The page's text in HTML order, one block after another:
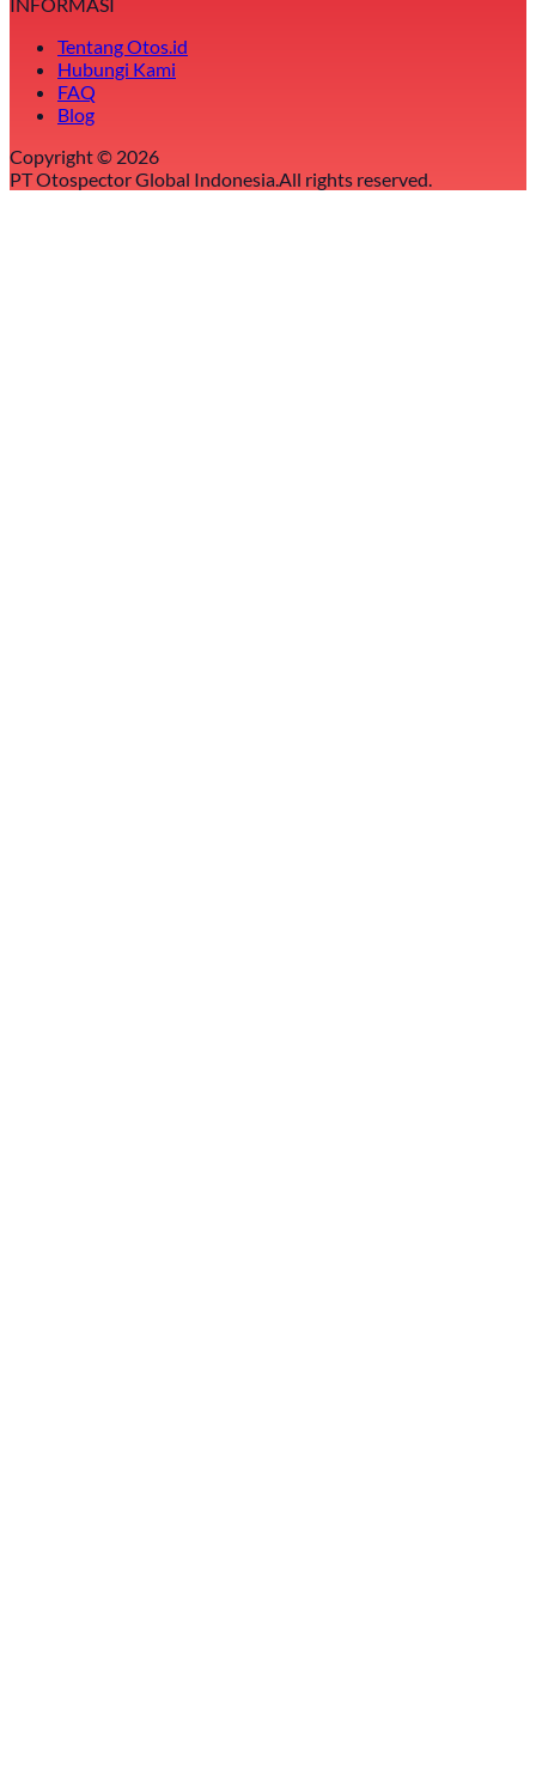
INFORMASI
Tentang Otos.id
Hubungi Kami
FAQ
Blog
Copyright © 2026
PT Otospector Global Indonesia.All rights reserved.